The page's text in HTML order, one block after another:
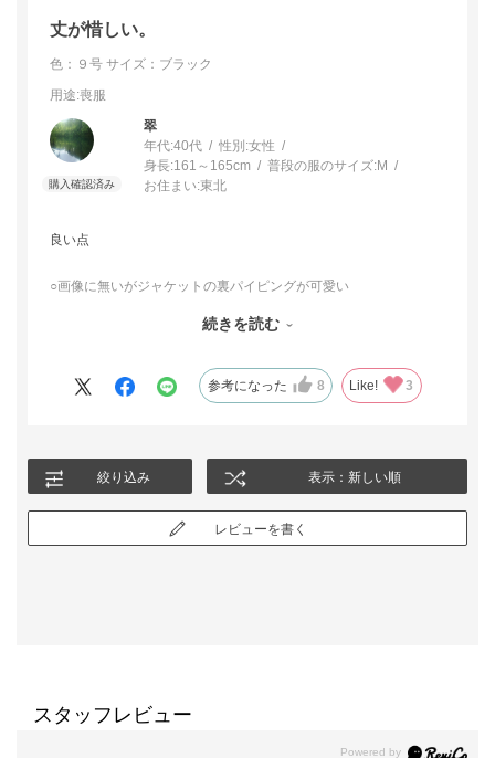
丈が惜しい。
色：９号 サイズ：ブラック
用途:喪服
翠
年代:40代 性別:女性
身長:161～165cm 普段の服のサイズ:M
お住まい:東北
良い点
○画像に無いがジャケットの裏パイピングが可愛い
○中の夏用ワンピが真夏向けなので、盛夏もこのままいけそう
○スーツ上下ぽくて気恥ずかしくなく着れるデザイン
164cmの私が着たら膝下長めのいかにもご年配向けの丈という感
じで老けてみえた。年齢高めには安心だが、40歳後半の今時点で
はいかにも喪服丈と感じ、お直し必須なので返品しました。
スカートがもう4、5cm短いといいな。
続きを読む
参考になった 8 Like! 3
絞り込み 表示：新しい順
レビューを書く
スタッフレビュー